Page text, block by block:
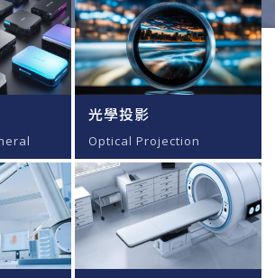
光學投影
Optical Projection